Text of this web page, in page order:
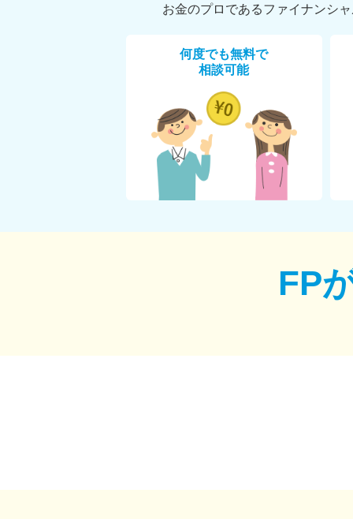
お金のプロであるファイナンシ
何度でも無料で
相談可能
FP